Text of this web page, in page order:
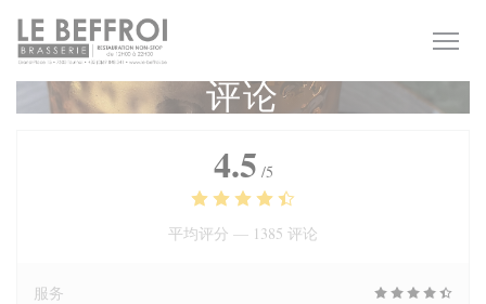
Cookie管理面板
评论
4.5 /5
平均评分 — 1385 评论
服务